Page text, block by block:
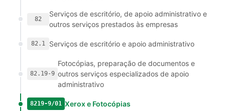
82
Serviços de escritório, de apoio administrativo e
outros serviços prestados às empresas
82.1 Serviços de escritório e apoio administrativo
82.19-9
Fotocópias, preparação de documentos e
outros serviços especializados de apoio
administrativo
8219-9/01 Xerox e Fotocópias